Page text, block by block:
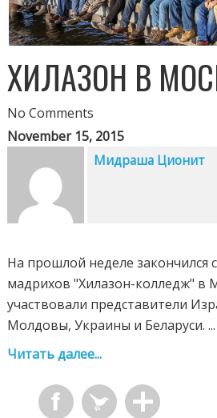
ХИЛАЗОН В
No Comments
November 15, 2015
Мидраша Ционит
На прошлой неделе закончился
мадрихов "Хилазон-колледж" в
участвовали представители
Молдовы, Украины и Беларуси. ...
Читать далее...